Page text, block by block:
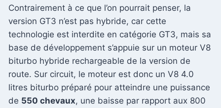
Contrairement à ce que l’on pourrait penser, la
version GT3 n’est pas hybride, car cette
technologie est interdite en catégorie GT3, mais sa
base de développement s’appuie sur un moteur V8
biturbo hybride rechargeable de la version de
route. Sur circuit, le moteur est donc un V8 4.0
litres biturbo préparé pour atteindre une puissance
de 550 chevaux, une baisse par rapport aux 800